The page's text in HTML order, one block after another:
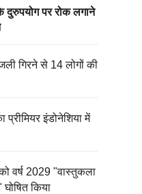
दुरुपयोग पर रोक लगाने
गिरने से 14 लोगों की
प्रीमियर इंडोनेशिया में
वर्ष 2029 "वास्तुकला
घोषित किया